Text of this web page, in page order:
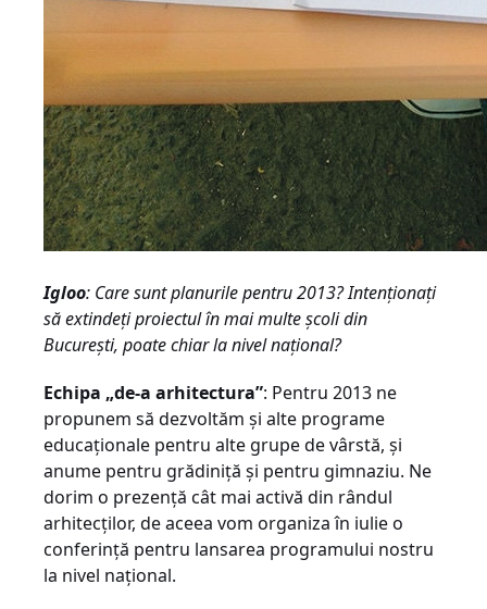
Igloo: Care sunt planurile pentru 2013? Intenţionaţi
să extindeţi proiectul în mai multe şcoli din
Bucureşti, poate chiar la nivel naţional?
Echipa „de-a arhitectura”: Pentru 2013 ne
propunem să dezvoltăm şi alte programe
educaţionale pentru alte grupe de vârstă, şi
anume pentru grădiniţă şi pentru gimnaziu. Ne
dorim o prezenţă cât mai activă din rândul
arhitecţilor, de aceea vom organiza în iulie o
conferinţă pentru lansarea programului nostru
la nivel naţional.